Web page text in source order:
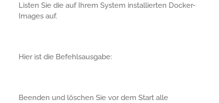
Listen Sie die auf Ihrem System installierten Docker-
Images auf.
Hier ist die Befehlsausgabe:
Beenden und löschen Sie vor dem Start alle